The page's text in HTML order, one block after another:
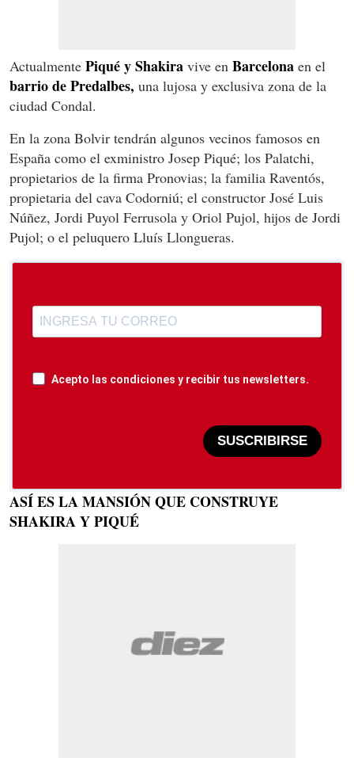
Actualmente Piqué y Shakira vive en Barcelona en el
barrio de Predalbes, una lujosa y exclusiva zona de la
ciudad Condal.
En la zona Bolvir tendrán algunos vecinos famosos en
España como el exministro Josep Piqué; los Palatchi,
propietarios de la firma Pronovias; la familia Raventós,
propietaria del cava Codorniú; el constructor José Luis
Núñez, Jordi Puyol Ferrusola y Oriol Pujol, hijos de Jordi
Pujol; o el peluquero Lluís Llongueras.
Acepto las condiciones y recibir tus newsletters.
SUSCRIBIRSE
ASÍ ES LA MANSIÓN QUE CONSTRUYE
SHAKIRA Y PIQUÉ